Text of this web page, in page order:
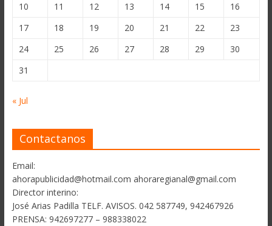
10
11 12 13 14 15
16
17
18 19 20 21 22
23
24
25 26 27 28 29
30
31
« Jul
Contactanos
Email:
ahorapublicidad@hotmail.com ahoraregianal@gmail.com
Director interino:
José Arias Padilla TELF. AVISOS. 042 587749, 942467926
PRENSA: 942697277 – 988338022